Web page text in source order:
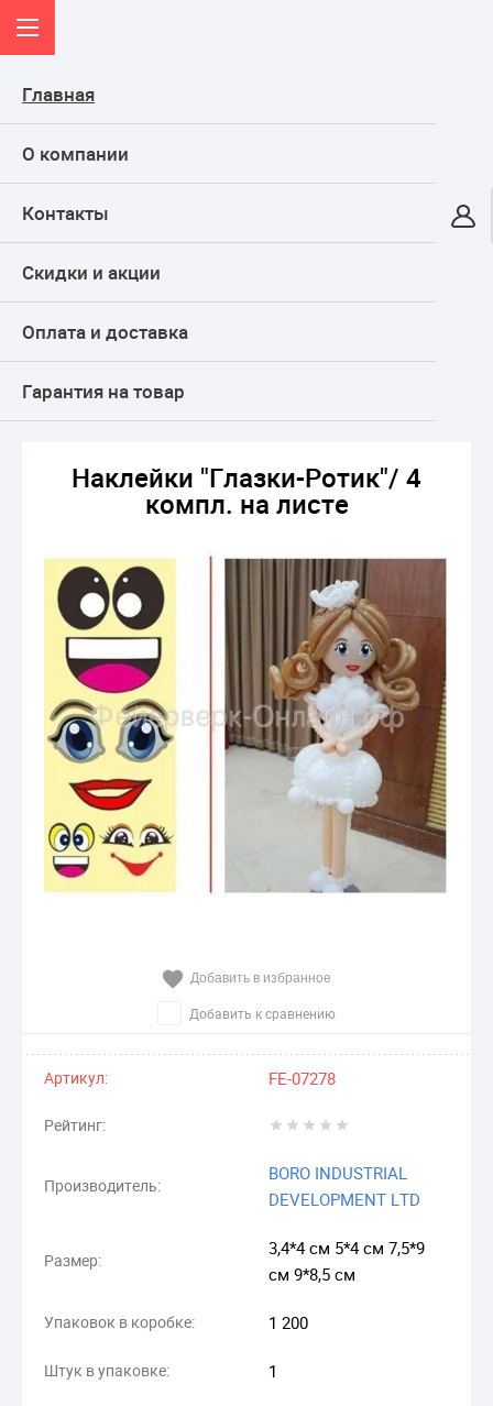
Главная
О компании
Контакты
Скидки и акции
Оплата и доставка
Гарантия на товар
Онлайн-гипермаркет
КАТАЛОГ
Подарки и сувениры
Канцтовары и полиграфия
Декоративные наклейки
Наклейки "Глазки-Ротик"/ 4 компл. на листе
Наклейки "Глазки-Ротик"/ 4
компл. на листе
Добавить в избранное
Добавить к сравнению
Артикул: FE-07278
Рейтинг:
Производитель:
BORO INDUSTRIAL
DEVELOPMENT LTD
Размер:
3,4*4 см 5*4 см 7,5*9
см 9*8,5 см
Упаковок в коробке: 1 200
Штук в упаковке: 1